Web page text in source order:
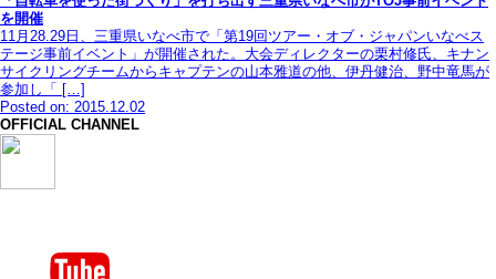
を開催
11月28.29日、三重県いなべ市で「第19回ツアー・オブ・ジャパンいなべス
テージ事前イベント」が開催された。大会ディレクターの栗村修氏、キナン
サイクリングチームからキャプテンの山本雅道の他、伊丹健治、野中竜馬が
参加し「 […]
Posted on: 2015.12.02
OFFICIAL CHANNEL